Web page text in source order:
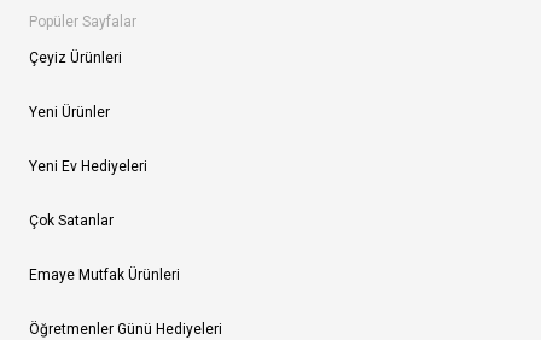
Popüler Sayfalar
Çeyiz Ürünleri
Yeni Ürünler
Yeni Ev Hediyeleri
Çok Satanlar
Emaye Mutfak Ürünleri
Öğretmenler Günü Hediyeleri